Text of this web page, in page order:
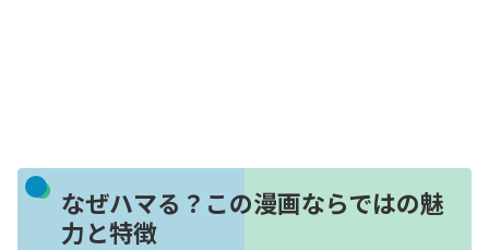
なぜハマる？この漫画ならではの魅
力と特徴